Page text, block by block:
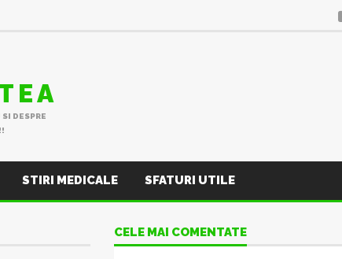
DESPRE
STIRI MEDICALE SFATURI UTILE
CELE MAI COMENTATE